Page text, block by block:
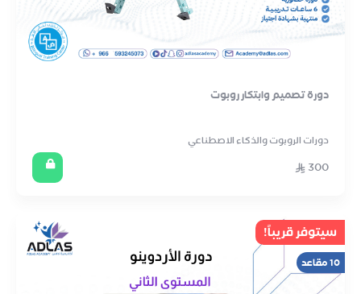
دورة تصميم وابتكار روبوت
دورات الروبوت والذكاء الاصطناعي
300
سيتوفر قريباً!
10 مقاعد